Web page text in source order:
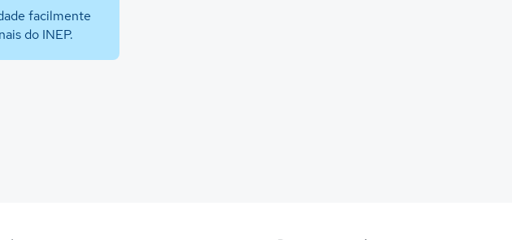
facilmente
do INEP.